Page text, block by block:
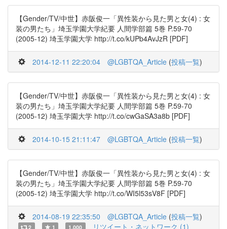
【Gender/TV/中世】赤阪俊一「異性装から見た男と女(4) : 女
装の男たち」埼玉学園大学紀要 人間学部篇 5巻 P.59-70
(2005-12) 埼玉学園大学 http://t.co/kUPb4AvJzR [PDF]
2014-12-11 22:20:04 @LGBTQA_Article (投稿一覧)
【Gender/TV/中世】赤阪俊一「異性装から見た男と女(4) : 女
装の男たち」埼玉学園大学紀要 人間学部篇 5巻 P.59-70
(2005-12) 埼玉学園大学 http://t.co/cwGaSA3a8b [PDF]
2014-10-15 21:11:47 @LGBTQA_Article (投稿一覧)
【Gender/TV/中世】赤阪俊一「異性装から見た男と女(4) : 女
装の男たち」埼玉学園大学紀要 人間学部篇 5巻 P.59-70
(2005-12) 埼玉学園大学 http://t.co/WI5l53sV8F [PDF]
2014-08-19 22:35:50 @LGBTQA_Article (投稿一覧)
2 1 1.000 リツイート・ネットワーク (1)